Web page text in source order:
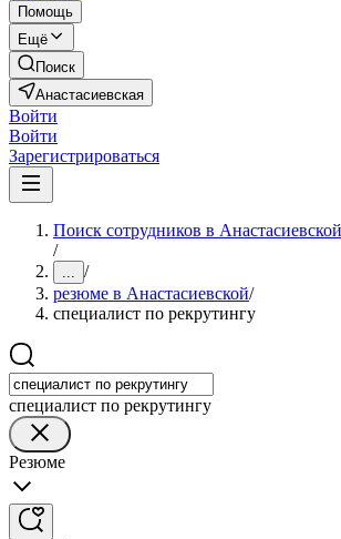
Помощь
Ещё
Поиск
Анастасиевская
Войти
Войти
Зарегистрироваться
Поиск сотрудников в Анастасиевской
/
... /
резюме в Анастасиевской/
специалист по рекрутингу
специалист по рекрутингу
Резюме